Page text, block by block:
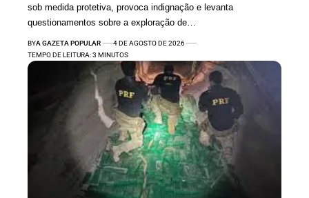
sob medida protetiva, provoca indignação e levanta
questionamentos sobre a exploração de…
BYA GAZETA POPULAR
4 DE AGOSTO DE 2026
TEMPO DE LEITURA: 3 MINUTOS